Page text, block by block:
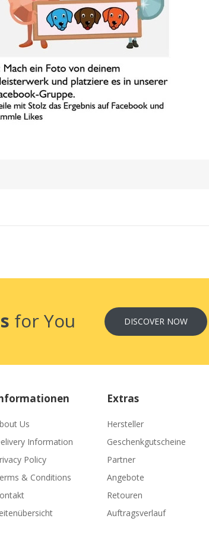
for You DISCOVER NOW
Us
Information
Policy
& Conditions
Extras
Hersteller
Geschenkgutscheine
Partner
Angebote
Retouren
Auftragsverlauf